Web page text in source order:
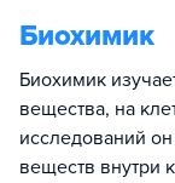
Биохимик
Биохимик
вещества, на
исследований
веществ внутри